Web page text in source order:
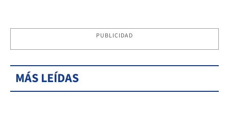
PUBLICIDAD
MÁS LEÍDAS